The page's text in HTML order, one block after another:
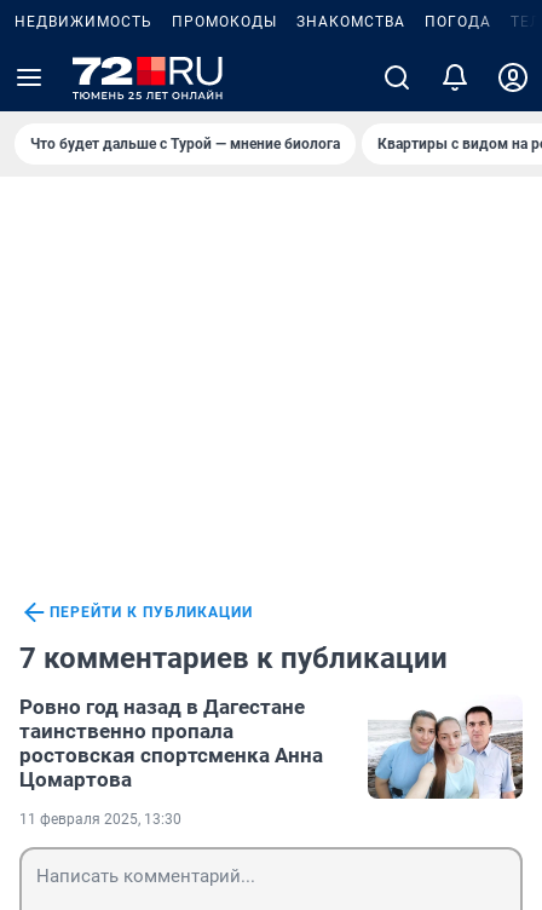
НЕДВИЖИМОСТЬ ПРОМОКОДЫ ЗНАКОМСТВА ПОГОДА
Что будет дальше с Турой — мнение биолога Квартиры с видом на
ПЕРЕЙТИ К ПУБЛИКАЦИИ
7 комментариев к публикации
Ровно год назад в Дагестане
таинственно пропала
ростовская спортсменка Анна
Цомартова
11 февраля 2025, 13:30